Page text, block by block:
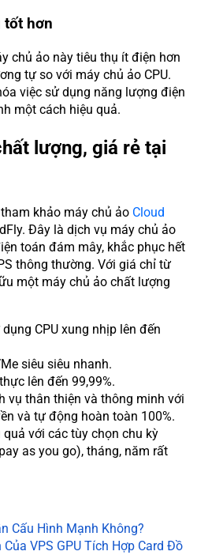
tốt hơn
chủ ảo này tiêu thụ ít điện hơn
tự so với máy chủ ảo CPU.
việc sử dụng năng lượng điện
một cách hiệu quả.
lượng, giá rẻ tại
khảo máy chủ ảo Cloud
Đây là dịch vụ máy chủ ảo
toán đám mây, khắc phục hết
thông thường. Với giá chỉ từ
một máy chủ ảo chất lượng
CPU xung nhịp lên đến
siêu siêu nhanh.
lên đến 99,99%.
vụ thân thiện và thông minh với
và tự động hoàn toàn 100%.
với các tùy chọn chu kỳ
as you go), tháng, năm rất
Cấu Hình Mạnh Không?
VPS GPU Tích Hợp Card Đồ